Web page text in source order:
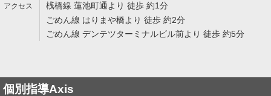
桟橋線 蓮池町通より 徒歩 約1分
ごめん線 はりまや橋より 徒歩 約2分
ごめん線 デンテツターミナルビル前より 徒歩 約5分
個別指導Axis